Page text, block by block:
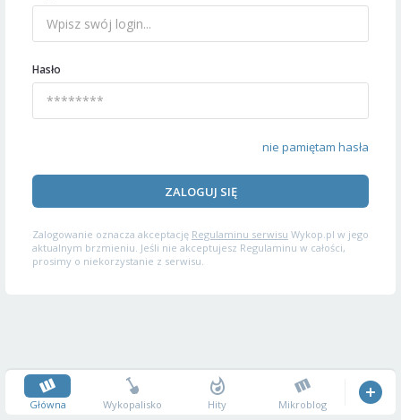
Hasło
nie pamiętam hasła
ZALOGUJ SIĘ
Zalogowanie oznacza akceptację Regulaminu serwisu Wykop.pl w jego
aktualnym brzmieniu. Jeśli nie akceptujesz Regulaminu w całości,
prosimy o niekorzystanie z serwisu.
Główna Wykopalisko Hity Mikroblog